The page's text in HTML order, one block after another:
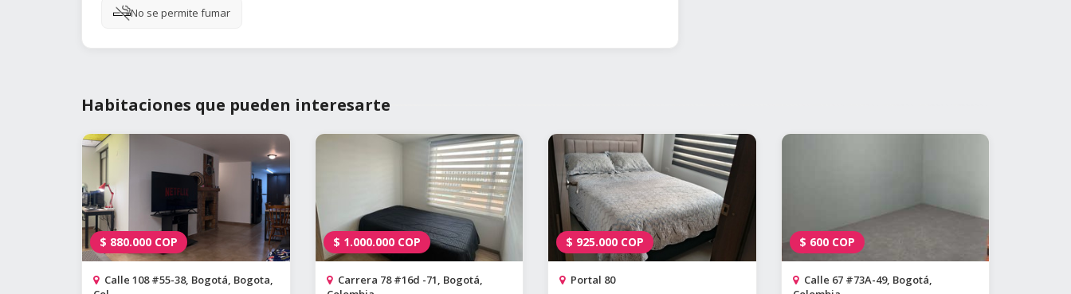
No se permite fumar
Habitaciones que pueden interesarte
$ 880.000 COP
Calle 108 #55-38, Bogotá, Bogota,
$ 1.000.000 COP
Carrera 78 #16d -71, Bogotá,
$ 925.000 COP
Portal 80
$ 600 COP
Calle 67 #73A-49, Bogotá,